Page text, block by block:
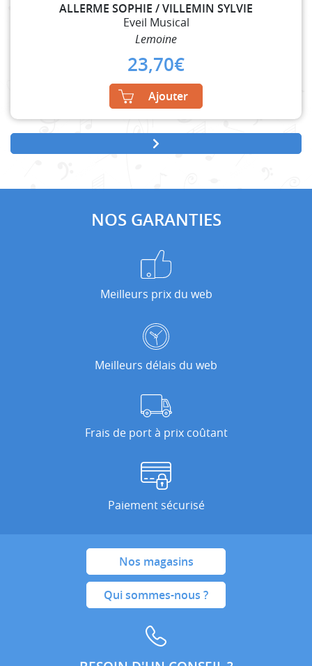
ALLERME SOPHIE / VILLEMIN SYLVIE
Eveil Musical
Lemoine
23,70€
Ajouter
NOS GARANTIES
Meilleurs prix du web
Meilleurs délais du web
Frais de port à prix coûtant
Paiement sécurisé
Nos magasins
Qui sommes-nous ?